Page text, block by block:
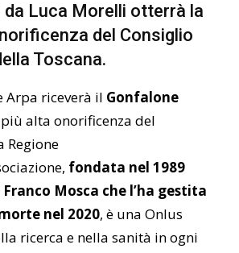
Luca Morelli otterrà la
del Consiglio
Toscana.
Arpa riceverà il Gonfalone
alta onorificenza del
Regione
fondata nel 1989
Mosca che l’ha gestita
nel 2020, è una Onlus
ricerca e nella sanità in ogni